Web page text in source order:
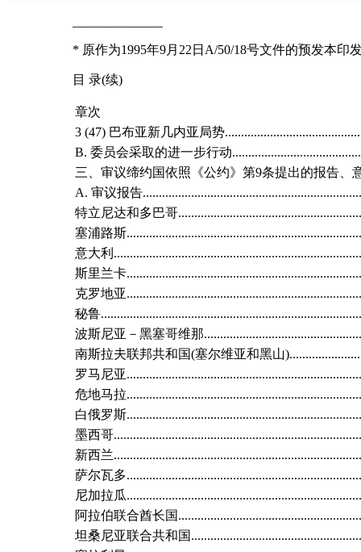
* 原作为1995年9月22日A/50/18号文件的预发本印
目 录(续)
章次
3 (47) 巴布亚新几内亚局势
B. 委员会采取的进一步行动
三、审议缔约国依照《公约》第9条提出的报告、
A. 审议报告
特立尼达和多巴哥
塞浦路斯
意大利
斯里兰卡
克罗地亚
秘鲁
波斯尼亚－黑塞哥维那
南斯拉夫联邦共和国(塞尔维亚和黑山
罗马尼亚
危地马拉
白俄罗斯
墨西哥
新西兰
萨尔瓦多
尼加拉瓜
阿拉伯联合酋长国
坦桑尼亚联合共和国